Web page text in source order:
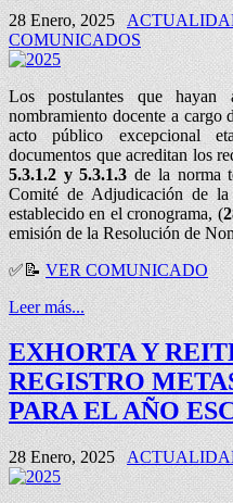
28 Enero, 2025
COMUNICADOS
Los postulantes que
nombramiento docente a
acto público excepcional
documentos que acreditan los
5.3.1.2 y 5.3.1.3de la norma
Comité de Adjudicación de
establecido en el cronograma, (
emisión de la Resolución de
✅ 📝VER COMUNICADO
Leer más...
EXHORTA Y
REGISTRO
PARA EL AÑO
28 Enero, 2025